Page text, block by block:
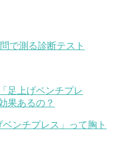
で測る診断テスト
ンチプレス」って胸ト